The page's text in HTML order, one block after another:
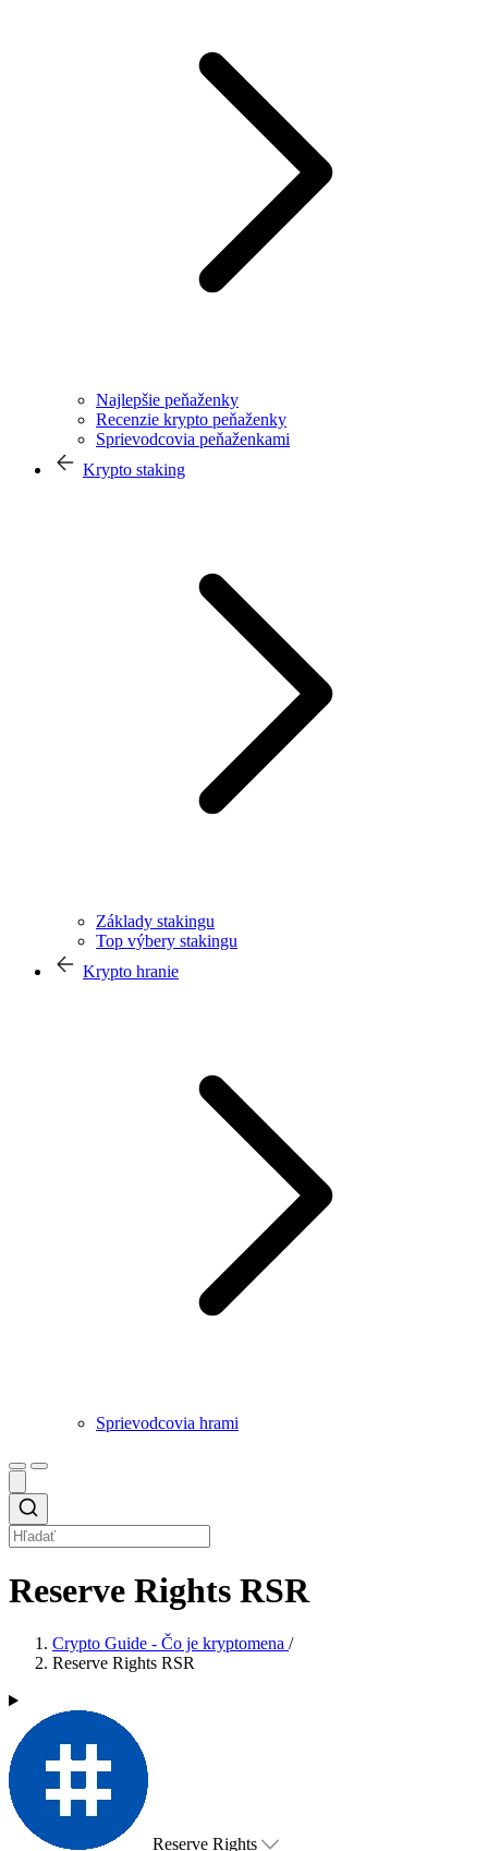
Najlepšie peňaženky
Recenzie krypto peňaženky
Sprievodcovia peňaženkami
Krypto staking
Základy stakingu
Top výbery stakingu
Krypto hranie
Sprievodcovia hrami
Reserve Rights RSR
Crypto Guide - Čo je kryptomena /
Reserve Rights RSR
Reserve Rights